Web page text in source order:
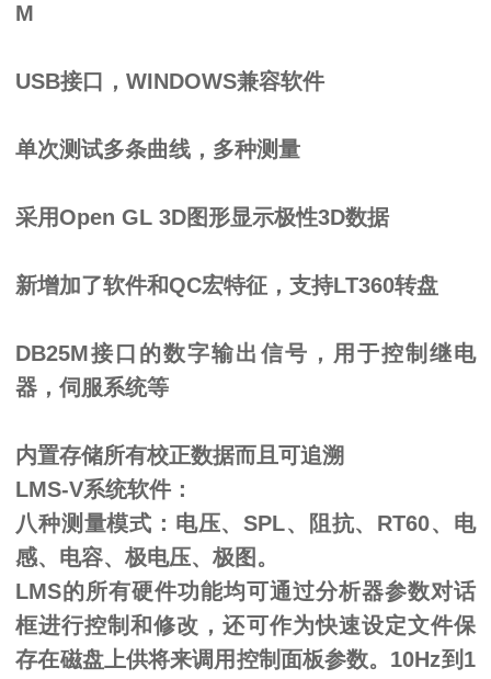
M
USB接口，WINDOWS兼容软件
单次测试多条曲线，多种测量
采用Open GL 3D图形显示极性3D数据
新增加了软件和QC宏特征，支持LT360转盘
DB25M接口的数字输出信号，用于控制继电
器，伺服系统等
内置存储所有校正数据而且可追溯
LMS-V系统软件：
八种测量模式：电压、SPL、阻抗、RT60、电
感、电容、极电压、极图。
LMS的所有硬件功能均可通过分析器参数对话
框进行控制和修改，还可作为快速设定文件保
存在磁盘上供将来调用控制面板参数。10Hz到1